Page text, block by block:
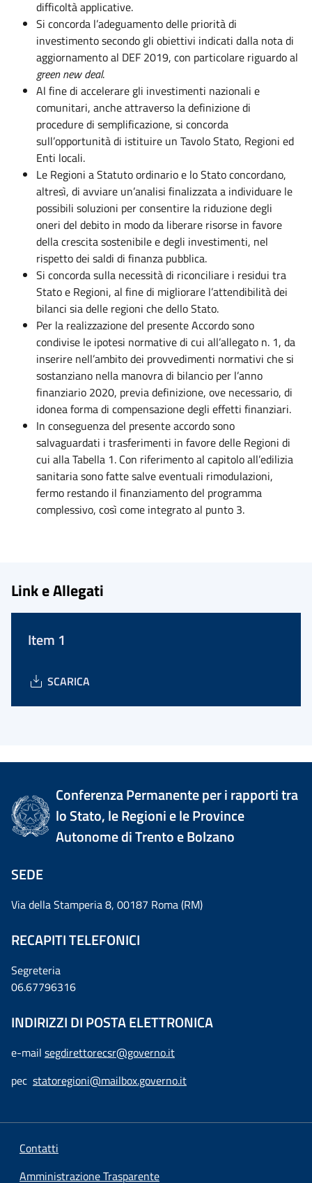
difficoltà applicative.
Si concorda l’adeguamento delle priorità di
investimento secondo gli obiettivi indicati dalla nota di
aggiornamento al DEF 2019, con particolare riguardo al
green new deal.
Al fine di accelerare gli investimenti nazionali e
comunitari, anche attraverso la definizione di
procedure di semplificazione, si concorda
sull’opportunità di istituire un Tavolo Stato, Regioni ed
Enti locali.
Le Regioni a Statuto ordinario e lo Stato concordano,
altresì, di avviare un’analisi finalizzata a individuare le
possibili soluzioni per consentire la riduzione degli
oneri del debito in modo da liberare risorse in favore
della crescita sostenibile e degli investimenti, nel
rispetto dei saldi di finanza pubblica.
Si concorda sulla necessità di riconciliare i residui tra
Stato e Regioni, al fine di migliorare l’attendibilità dei
bilanci sia delle regioni che dello Stato.
Per la realizzazione del presente Accordo sono
condivise le ipotesi normative di cui all’allegato n. 1, da
inserire nell’ambito dei provvedimenti normativi che si
sostanziano nella manovra di bilancio per l’anno
finanziario 2020, previa definizione, ove necessario, di
idonea forma di compensazione degli effetti finanziari.
In conseguenza del presente accordo sono
salvaguardati i trasferimenti in favore delle Regioni di
cui alla Tabella 1. Con riferimento al capitolo all’edilizia
sanitaria sono fatte salve eventuali rimodulazioni,
fermo restando il finanziamento del programma
complessivo, così come integrato al punto 3.
Link e Allegati
Item 1
SCARICA
Conferenza Permanente per i rapporti tra
lo Stato, le Regioni e le Province
Autonome di Trento e Bolzano
SEDE
Via della Stamperia 8, 00187 Roma (RM)
RECAPITI TELEFONICI
Segreteria
06.67796316
INDIRIZZI DI POSTA ELETTRONICA
e-mail segdirettorecsr@governo.it
pec statoregioni@mailbox.governo.it
Contatti
Amministrazione Trasparente